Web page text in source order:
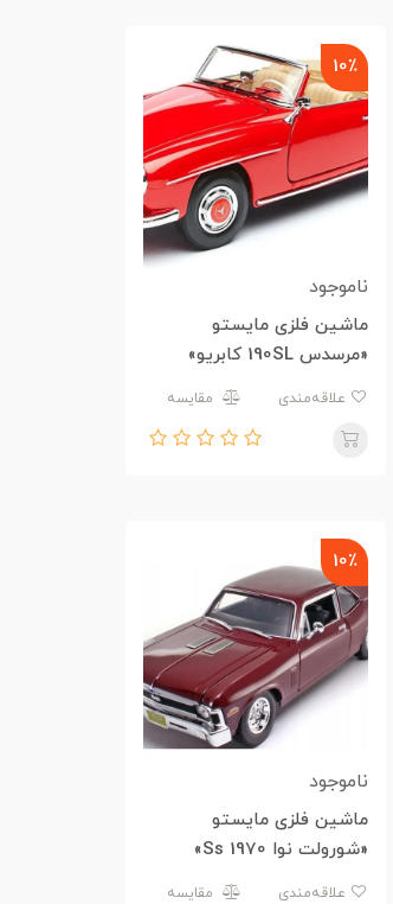
10٪
ناموجود
ماشین فلزی مایستو
«مرسدس 190SL کابریو»
مقایسه
10٪
ناموجود
ماشین فلزی مایستو
«شورولت نوا 1970 Ss»
مقایسه